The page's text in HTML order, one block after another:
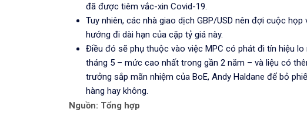
đã được tiêm vắc-xin Covid-19.
Tuy nhiên, các nhà giao dịch GBP/USD nên đợi cuộc
hướng đi dài hạn của cặp tỷ giá này.
Điều đó sẽ phụ thuộc vào việc MPC có phát đi tín hiệu
tháng 5 – mức cao nhất trong gần 2 năm – và liệu có
trưởng sắp mãn nhiệm của BoE, Andy Haldane để bỏ
hàng hay không.
Nguồn: Tổng hợp